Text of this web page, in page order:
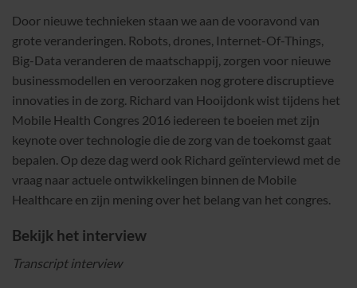
Door nieuwe technieken staan we aan de vooravond van
grote veranderingen. Robots, drones, Internet-Of-Things,
Big-Data veranderen de maatschappij, zorgen voor nieuwe
businessmodellen en veroorzaken nog grotere discruptieve
innovaties in de zorg. Richard van Hooijdonk wist tijdens het
Mobile Health Congres 2016 iedereen te boeien met zijn
keynote over technologie die de zorg van de toekomst gaat
bepalen. Op deze dag werd ook Richard geïnterviewd met de
vraag naar actuele ontwikkelingen binnen de Mobile
Healthcare en zijn mening over het belang van het congres.
Bekijk het interview
Transcript interview